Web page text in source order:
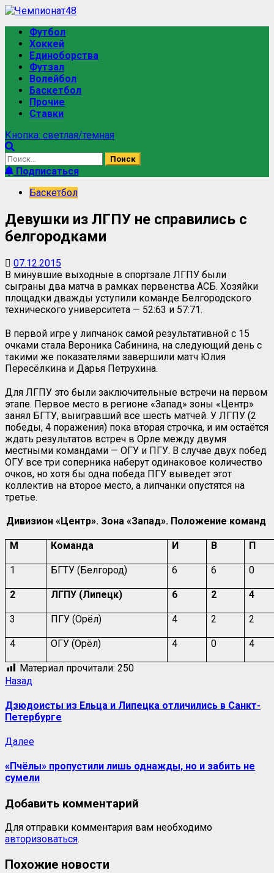
Перейти
содержимому
Основное
меню
Футбол
Хоккей
Единоборства
Футзал
Волейбол
Баскетбол
Прочие
Ставки
Кнопка: светлая/темная
Найти:
Подписаться
Баскетбол
Девушки из ЛГПУ не справились с
белгородками
07.12.2015
В минувшие выходные в спортзале ЛГПУ были
сыграны два матча в рамках первенства АСБ. Хозяйки
площадки дважды уступили команде Белгородского
технического университета — 52:63 и 57:71.
В первой игре у липчанок самой результативной с 15
очками стала Вероника Сабинина, на следующий день с
такими же показателями завершили матч Юлия
Пересёлкина и Дарья Петрухина.
Для ЛГПУ это были заключительные встречи на первом
этапе. Первое место в регионе «Запад» зоны «Центр»
занял БГТУ, выигравший все шесть матчей. У ЛГПУ (2
победы, 4 поражения) пока вторая строчка, и им остаётся
ждать результатов встреч в Орле между двумя
местными командами — ОГУ и ПГУ. В случае двух побед
ОГУ все три соперника наберут одинаковое количество
очков, но хотя бы одна победа ПГУ выведет этот
коллектив на второе место, а липчанки опустятся на
третье.
Дивизион «Центр». Зона «Запад». Положение команд
М Команда И В П
1 БГТУ (Белгород) 6 6 0
2 ЛГПУ (Липецк) 6 2 4
3 ПГУ (Орёл) 4 2 2
4 ОГУ (Орёл) 4 0 4
Материал прочитали: 250
Навигация
записи
Назад
Дзюдоисты из Ельца и Липецка отличились в Санкт-
Петербурге
ДалееСледующая
«Пчёлы» пропустили лишь однажды, но и забить не
сумели
Добавить комментарий
Для отправки комментария вам необходимо
авторизоваться.
Похожие новости